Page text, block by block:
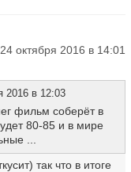
24 октября 2016 в 14:01
2016 в 12:03
фильм соберёт в
80-85 и в мире
...
так что в итоге